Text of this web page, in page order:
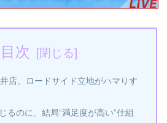
目次
店。ロードサイド立地がハマりす
るのに、結局“満足度が高い”仕組